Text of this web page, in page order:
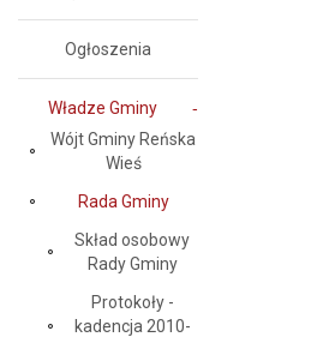
Ogłoszenia
Władze Gminy
Wójt Gminy Reńska
Wieś
Rada Gminy
Skład osobowy
Rady Gminy
Protokoły -
kadencja 2010-